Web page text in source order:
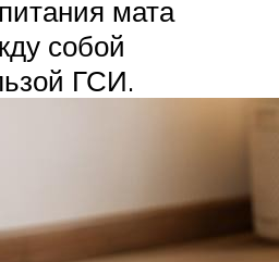
мата
собой
ГСИ.